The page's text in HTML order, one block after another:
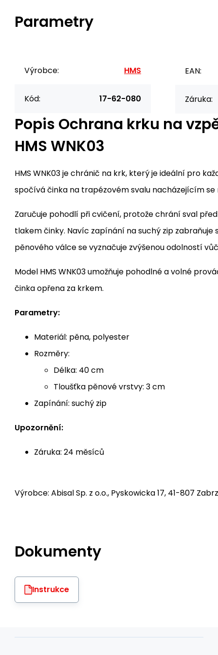
Parametry
Výrobce: HMS
Kód: 17-62-080
EAN:
Záruka:
Popis Ochrana krku na
HMS WNK03
HMS WNK03 je chránič na krk, který je ideální pro
spočívá činka na trapézovém svalu nacházejícím se
Zaručuje pohodlí při cvičení, protože chrání sval
tlakem činky. Navíc zapínání na suchý zip zabraňuje
pěnového válce se vyznačuje zvýšenou odolností
Model HMS WNK03 umožňuje pohodlné a volné
činka opřena za krkem.
Parametry:
Materiál: pěna, polyester
Rozměry:
Délka: 40 cm
Tloušťka pěnové vrstvy: 3 cm
Zapínání: suchý zip
Upozornění:
Záruka: 24 měsíců
Výrobce: Abisal Sp. z o.o., Pyskowicka 17, 41-807
Dokumenty
Instrukce